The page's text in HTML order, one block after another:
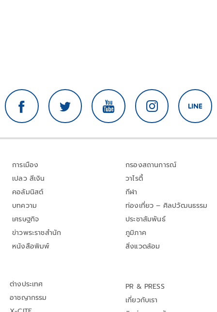
การเมือง
เปลว สีเงิน
คอลัมนิสต์
บทความ
เศรษฐกิจ
ข่าวพระราชสำนัก
หนังสือพิมพ์
กรองสถานการณ์
วาไรตี้
กีฬา
ท่องเที่ยว – ศิลปวัฒนธรรม
ประชาสัมพันธ์
ภูมิภาค
สิ่งแวดล้อม
ต่างประเทศ
อาชญากรรม
PR & PRESS
เกี่ยวกับเรา